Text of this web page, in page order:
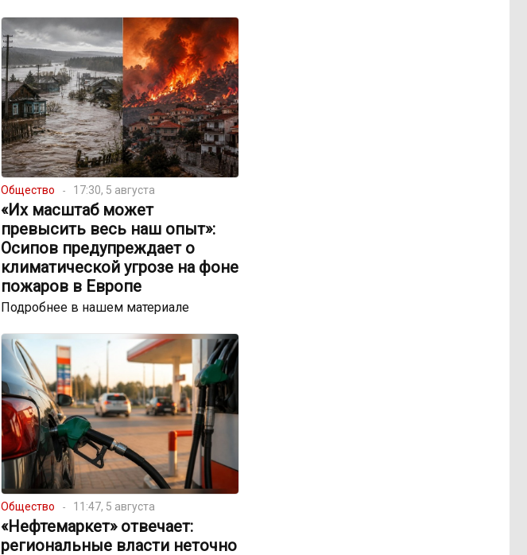
Общество 17:30, 5 августа
«Их масштаб может
превысить весь наш опыт»:
Осипов предупреждает о
климатической угрозе на фоне
пожаров в Европе
Подробнее в нашем материале
Общество 11:47, 5 августа
«Нефтемаркет» отвечает:
региональные власти неточно